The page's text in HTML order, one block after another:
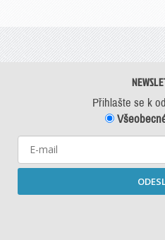
Přihlašte se k